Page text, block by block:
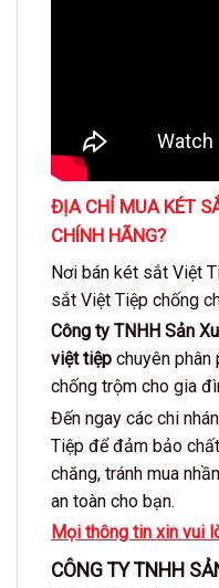
ĐỊA CHỈ MUA KÉT
CHÍNH HÃNG?
Nơi bán két sắt Việt
sắt Việt Tiệp chống
Công ty TNHH Sản
việt tiệp chuyên phân
chống trộm cho gia
Đến ngay các chi
Tiệp để đảm bảo
chăng, tránh mua
an toàn cho bạn.
Mọi thông tin xin vui
CÔNG TY TNHH